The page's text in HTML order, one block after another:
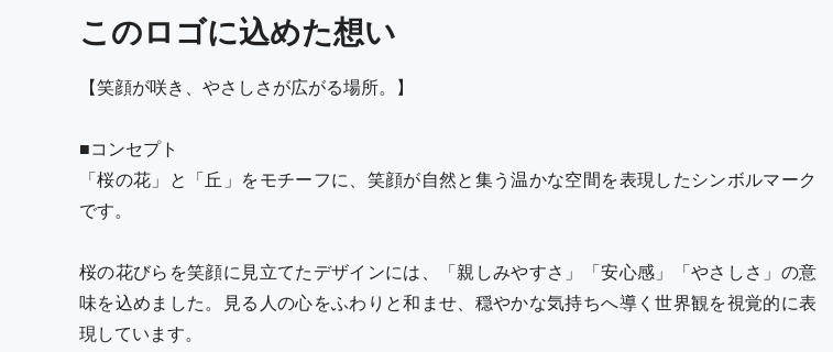
このロゴに込めた想い
【笑顔が咲き、やさしさが広がる場所。】
■コンセプト
「桜の花」と「丘」をモチーフに、笑顔が自然と集う温かな空間を表現したシンボルマーク
です。
桜の花びらを笑顔に見立てたデザインには、「親しみやすさ」「安心感」「やさしさ」の意
味を込めました。見る人の心をふわりと和ませ、穏やかな気持ちへ導く世界観を視覚的に表
現しています。